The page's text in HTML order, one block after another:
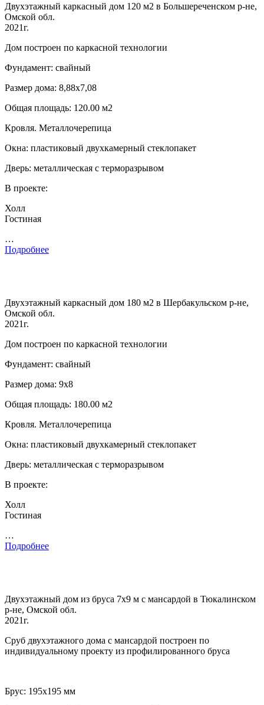
Двухэтажный каркасный дом 120 м2 в Большереченском р-не,
Омской обл.
2021г.
Дом построен по каркасной технологии
Фундамент: свайный
Размер дома: 8,88х7,08
Общая площадь: 120.00 м2
Кровля. Металлочерепица
Окна: пластиковый двухкамерный стеклопакет
Дверь: металлическая с терморазрывом
В проекте:
Холл
Гостиная
…
Подробнее
Двухэтажный каркасный дом 180 м2 в Шербакульском р-не,
Омской обл.
2021г.
Дом построен по каркасной технологии
Фундамент: свайный
Размер дома: 9х8
Общая площадь: 180.00 м2
Кровля. Металлочерепица
Окна: пластиковый двухкамерный стеклопакет
Дверь: металлическая с терморазрывом
В проекте:
Холл
Гостиная
…
Подробнее
Двухэтажный дом из бруса 7х9 м с мансардой в Тюкалинском
р-не, Омской обл.
2021г.
Сруб двухэтажного дома с мансардой построен по
индивидуальному проекту из профилированного бруса
Брус: 195х195 мм